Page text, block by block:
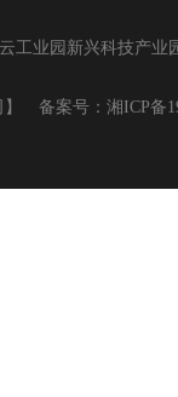
工业园新兴科技产业
】 备案号： 湘ICP备